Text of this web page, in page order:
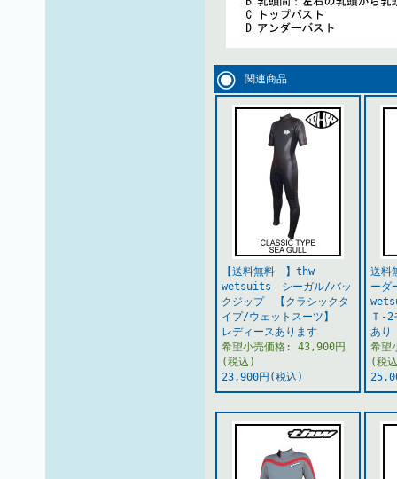
関連商品
【送料無料 】thw
wetsuits シーガル/バッ
クジップ 【クラシックタ
イプ/ウェットスーツ】
レディースあります
希望小売価格: 43,900円
(税込)
23,900円(税込)
送料
ー
Ｔ-2
あり
希望
(税